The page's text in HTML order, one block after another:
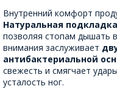
Внутренний комфорт
Натуральная подкладка
позволяя стопам дышать
внимания заслуживает
антибактериальной
свежесть и смягчает
усталость ног.